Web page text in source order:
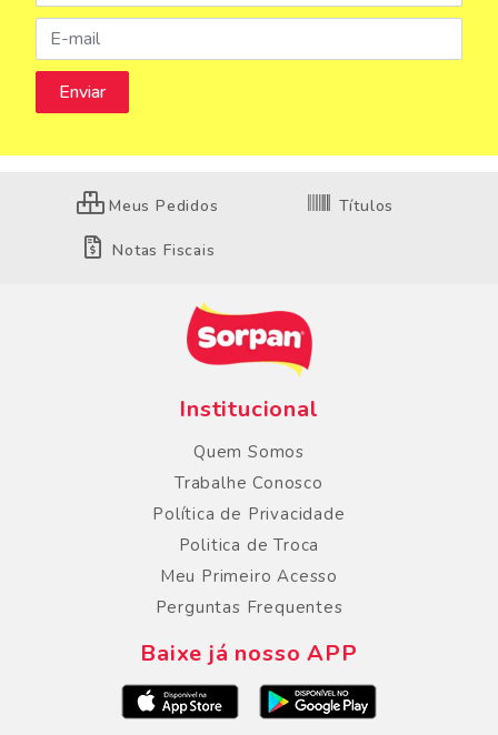
Meus Pedidos Títulos
Notas Fiscais
Institucional
Quem Somos
Trabalhe Conosco
Política de Privacidade
Politica de Troca
Meu Primeiro Acesso
Perguntas Frequentes
Baixe já nosso APP